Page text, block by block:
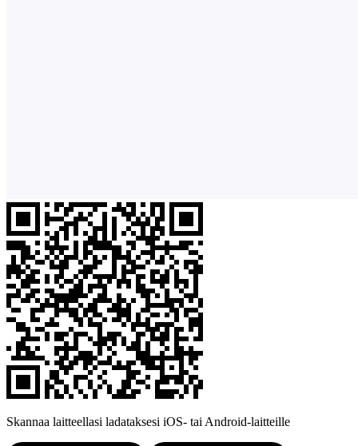
Skannaa laitteellasi ladataksesi iOS- tai Android-laitteille